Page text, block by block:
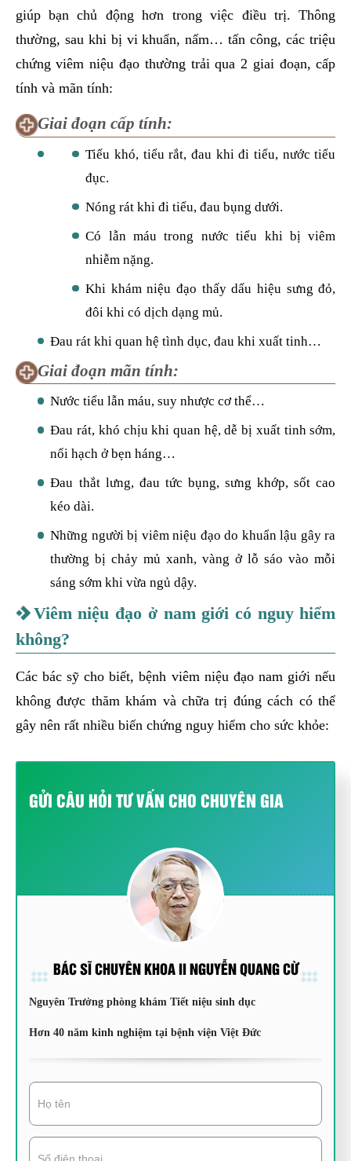
giúp bạn chủ động hơn trong việc điều trị. Thông
thường, sau khi bị vi khuẩn, nấm… tấn công, các triệu
chứng viêm niệu đạo thường trải qua 2 giai đoạn, cấp
tính và mãn tính:
Giai đoạn cấp tính:
Tiểu khó, tiểu rắt, đau khi đi tiểu, nước tiểu
đục.
Nóng rát khi đi tiểu, đau bụng dưới.
Có lẫn máu trong nước tiểu khi bị viêm
nhiễm nặng.
Khi khám niệu đạo thấy dấu hiệu sưng đỏ,
đôi khi có dịch dạng mủ.
Đau rát khi quan hệ tình dục, đau khi xuất tinh…
Giai đoạn mãn tính:
Nước tiểu lẫn máu, suy nhược cơ thể…
Đau rát, khó chịu khi quan hệ, dễ bị xuất tinh sớm,
nổi hạch ở bẹn háng…
Đau thắt lưng, đau tức bụng, sưng khớp, sốt cao
kéo dài.
Những người bị viêm niệu đạo do khuẩn lậu gây ra
thường bị chảy mủ xanh, vàng ở lỗ sáo vào mỗi
sáng sớm khi vừa ngủ dậy.
Viêm niệu đạo ở nam giới có nguy hiểm
không?
Các bác sỹ cho biết, bệnh viêm niệu đạo nam giới nếu
không được thăm khám và chữa trị đúng cách có thể
gây nên rất nhiều biến chứng nguy hiểm cho sức khỏe:
GỬI CÂU HỎI TƯ VẤN CHO CHUYÊN GIA
BÁC SĨ CHUYÊN KHOA II NGUYỄN QUANG CỪ
Nguyên Trưởng phòng khám Tiết niệu sinh dục
Hơn 40 năm kinh nghiệm tại bệnh viện Việt Đức